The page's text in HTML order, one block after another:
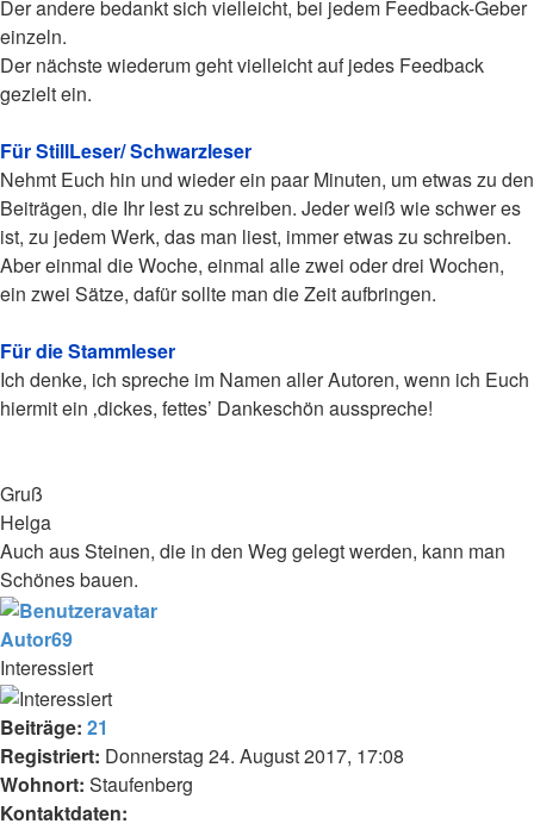
Der andere bedankt sich vielleicht, bei jedem Feedback-Geber
einzeln.
Der nächste wiederum geht vielleicht auf jedes Feedback
gezielt ein.
Für StillLeser/ Schwarzleser
Nehmt Euch hin und wieder ein paar Minuten, um etwas zu den
Beiträgen, die Ihr lest zu schreiben. Jeder weiß wie schwer es
ist, zu jedem Werk, das man liest, immer etwas zu schreiben.
Aber einmal die Woche, einmal alle zwei oder drei Wochen,
ein zwei Sätze, dafür sollte man die Zeit aufbringen.
Für die Stammleser
Ich denke, ich spreche im Namen aller Autoren, wenn ich Euch
hiermit ein ‚dickes, fettes’ Dankeschön ausspreche!
Gruß
Helga
Auch aus Steinen, die in den Weg gelegt werden, kann man
Schönes bauen.
Autor69
Interessiert
Beiträge: 21
Registriert: Donnerstag 24. August 2017, 17:08
Wohnort: Staufenberg
Kontaktdaten: